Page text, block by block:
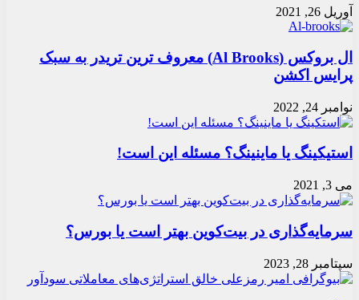
آوریل 26, 2021
ال بروکس (Al Brooks) معروف ترین تریدر به سبک
پرایس اکشن
نوامبر 24, 2022
استیکینگ یا ماینینگ؟ مسئله این است!
می 3, 2021
سرمایه‌گذاری در بیت‌کوین بهتر است یا بورس؟
سپتامبر 28, 2023